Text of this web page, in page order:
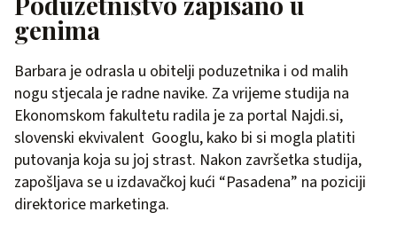
genima
Barbara je odrasla u obitelji poduzetnika i od malih
nogu stjecala je radne navike. Za vrijeme studija na
Ekonomskom fakultetu radila je za portal Najdi.si,
slovenski ekvivalent Googlu, kako bi si mogla platiti
putovanja koja su joj strast. Nakon završetka studija,
zapošljava se u izdavačkoj kući “Pasadena” na poziciji
direktorice marketinga.